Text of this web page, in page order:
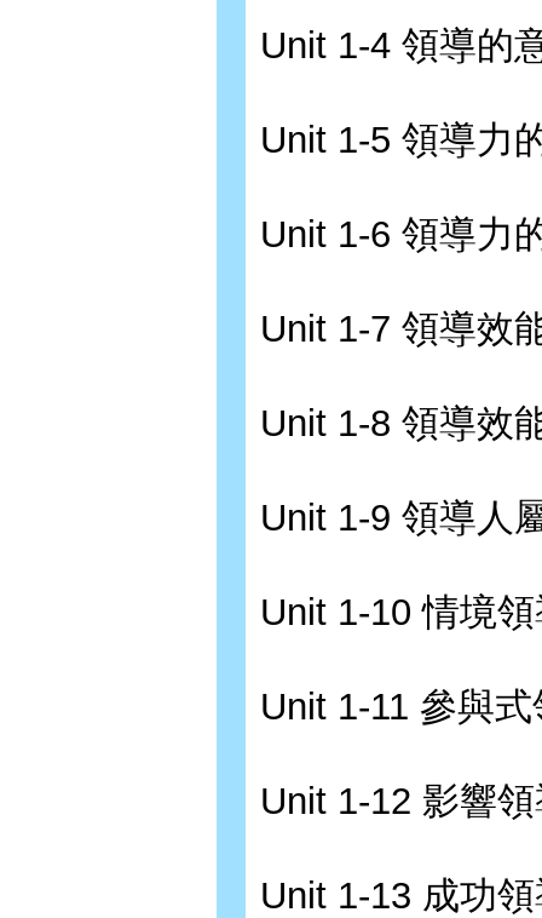
Unit 1-4 領導的
Unit 1-5 領導力
Unit 1-6 領導力
Unit 1-7 領導效
Unit 1-8 領導效
Unit 1-9 領導人
Unit 1-10 情境
Unit 1-11 參與
Unit 1-12 影響
Unit 1-13 成功